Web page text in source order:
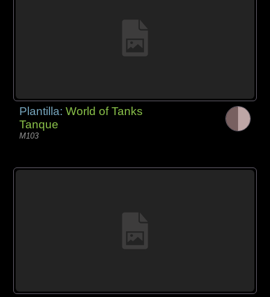
Plantilla:World of Tanks
Tanque
M103